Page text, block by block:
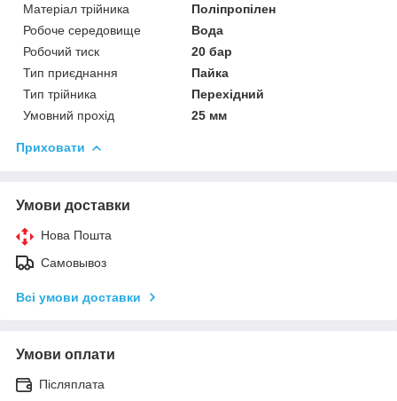
Матеріал трійника
Поліпропілен
Робоче середовище
Вода
Робочий тиск
20 бар
Тип приєднання
Пайка
Тип трійника
Перехідний
Умовний прохід
25 мм
Приховати
Умови доставки
Нова Пошта
Самовывоз
Всі умови доставки
Умови оплати
Післяплата